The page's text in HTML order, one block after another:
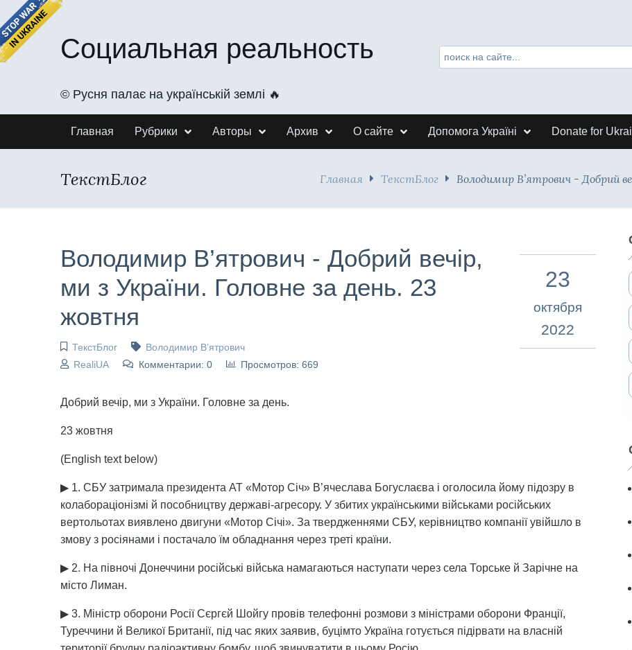
Социальная реальность
©️ Русня палає на українській землі 🔥
Главная Рубрики Авторы Архив О сайте Допомога Україні Donate for
ТекстБлог Главная ТекстБлог Володимир В’ятрович - Добрий
Володимир В’ятрович - Добрий вечір,
ми з України. Головне за день. 23
жовтня
ТекстБлог
Володимир В’ятрович
RealiUA
Комментарии: 0 Просмотров: 669
23
октября
2022
Добрий вечір, ми з України. Головне за день.
23 жовтня
(English text below)
▶ 1. СБУ затримала президента АТ «Мотор Січ» В’ячеслава Богуслаєва і оголосила йому підозру в
колабораціонізмі й пособництву державі-агресору. У збитих українськими військами російських
вертольотах виявлено двигуни «Мотор Січі». За твердженнями СБУ, керівництво компанії увійшло в
змову з росіянами і постачало їм обладнання через треті країни.
▶ 2. На півночі Донеччини російські війська намагаються наступати через села Торське й Зарічне на
місто Лиман.
▶ 3. Міністр оборони Росії Сєргєй Шойгу провів телефонні розмови з міністрами оборони Франції,
Туреччини й Великої Британії, під час яких заявив, буцімто Україна готується підірвати на власній